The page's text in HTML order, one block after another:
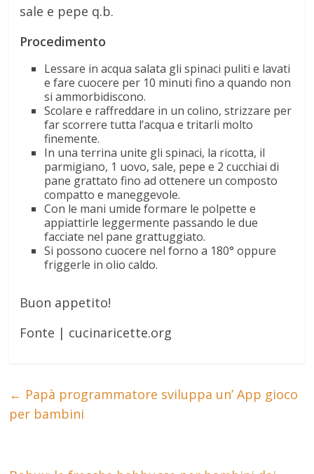
sale e pepe q.b.
Procedimento
Lessare in acqua salata gli spinaci puliti e lavati
e fare cuocere per 10 minuti fino a quando non
si ammorbidiscono.
Scolare e raffreddare in un colino, strizzare per
far scorrere tutta l’acqua e tritarli molto
finemente.
In una terrina unite gli spinaci, la ricotta, il
parmigiano, 1 uovo, sale, pepe e 2 cucchiai di
pane grattato fino ad ottenere un composto
compatto e maneggevole.
Con le mani umide formare le polpette e
appiattirle leggermente passando le due
facciate nel pane grattuggiato.
Si possono cuocere nel forno a 180° oppure
friggerle in olio caldo.
Buon appetito!
Fonte | cucinaricette.org
← Papà programmatore sviluppa un’ App gioco
per bambini